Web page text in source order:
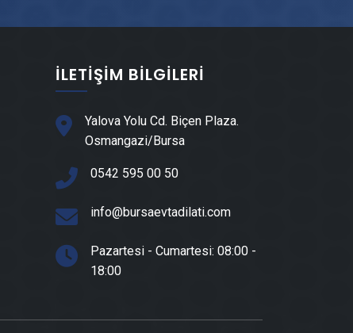
Nilüfer Ahşap Ev Yapımı
Nilüfer Mermer & Doğal Taş
İLETIŞIM BILGILERI
Yalova Yolu Cd. Biçen Plaza.
Osmangazi/Bursa
0542 595 00 50
info@bursaevtadilati.com
Pazartesi - Cumartesi: 08:00 -
18:00